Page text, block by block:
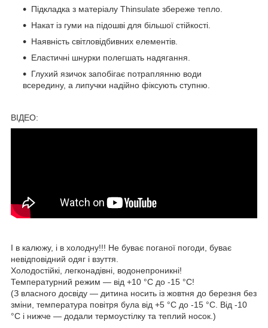
Підкладка з матеріалу Thinsulate збереже тепло.
Накат із гуми на підошві для більшої стійкості.
Наявність світловідбивних елементів.
Еластичні шнурки полегшать надягання.
Глухий язичок запобігає потраплянню води
всередину, а липучки надійно фіксують ступню.
ВІДЕО:
І в калюжу, і в холодну!!! Не буває поганої погоди, буває
невідповідний одяг і взуття.
Холодостійкі, легконадівні, водонепроникні!
Температурний режим — від +10 °C до -15 °C!
(З власного досвіду — дитина носить із жовтня до березня без
зміни, температура повітря була від +5 °C до -15 °C. Від -10
°C і нижче — додали термоустілку та теплий носок.)